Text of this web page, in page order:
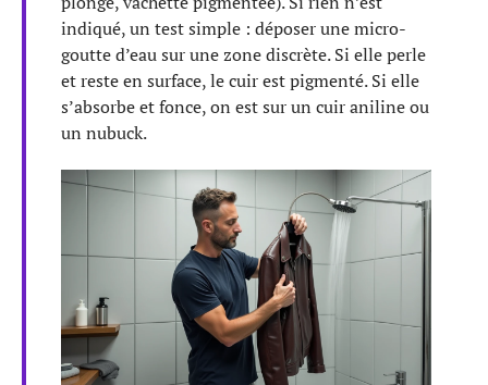
indiqué, un test simple : déposer une micro-
goutte d’eau sur une zone discrète. Si elle perle
et reste en surface, le cuir est pigmenté. Si elle
s’absorbe et fonce, on est sur un cuir aniline ou
un nubuck.